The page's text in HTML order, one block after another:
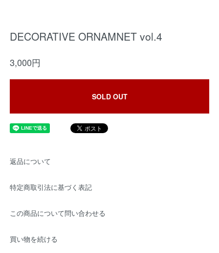
DECORATIVE ORNAMNET vol.4
3,000円
SOLD OUT
返品について
特定商取引法に基づく表記
この商品について問い合わせる
買い物を続ける